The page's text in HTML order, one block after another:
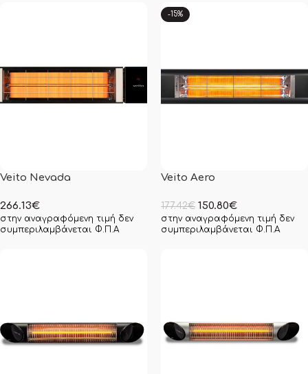
Veito Nevada
266.13€
στην αναγραφόμενη τιμή δεν
συμπεριλαμβάνεται Φ.Π.Α
-15%
Veito Aero
177.42€ 150.80€
στην αναγραφόμενη τιμή δεν
συμπεριλαμβάνεται Φ.Π.Α